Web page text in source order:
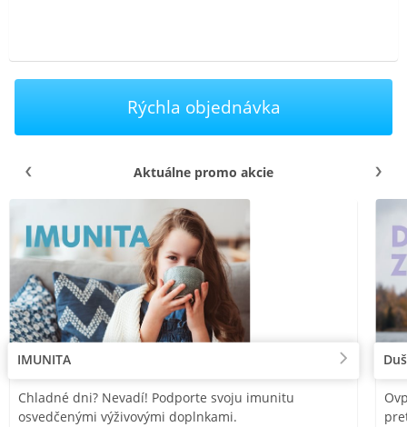
Rýchla objednávka
Aktuálne promo akcie
IMUNITA
Chladné dni? Nevadí! Podporte svoju imunitu
osvedčenými výživovými doplnkami.